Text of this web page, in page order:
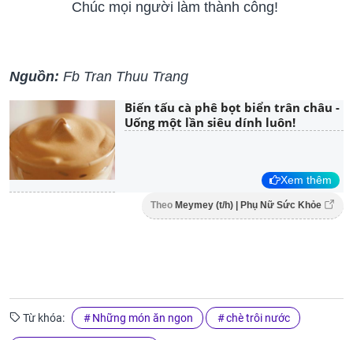
Chúc mọi người làm thành công!
Nguồn: Fb Tran Thuu Trang
Biến tấu cà phê bọt biển trân châu -
Uống một lần siêu dính luôn!
Xem thêm
Theo Meymey (t/h) | Phụ Nữ Sức Khỏe
Từ khóa: Những món ăn ngon chè trôi nước